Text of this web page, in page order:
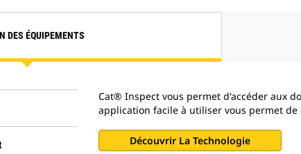
DES ÉQUIPEMENTS
Cat® Inspect vous permet d'accéder aux
application facile à utiliser vous permet
Découvrir La Technologie